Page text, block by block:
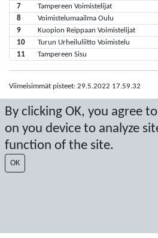
By clicking OK, you agree
on you device to analyze
function of the site.
OK
7
Tampereen Voimistelijat
8
Voimistelumaailma Oulu
9
Kuopion Reippaan Voimistelijat
10
Turun Urheiluliitto Voimistelu
11
Tampereen Sisu
Viimeisimmät pisteet: 29.5.2022 17.59.32
Score by Sport Event Systems
Last Update: 6.8.2026 20.00.06
SX
© 2026 Sport Event Systems/TH Systems AB.
protected by copyright. No copying or